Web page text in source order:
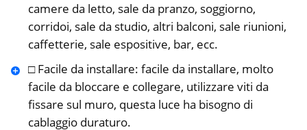
camere da letto, sale da pranzo, soggiorno,
corridoi, sale da studio, altri balconi, sale riunioni,
caffetterie, sale espositive, bar, ecc.
□ Facile da installare: facile da installare, molto
facile da bloccare e collegare, utilizzare viti da
fissare sul muro, questa luce ha bisogno di
cablaggio duraturo.